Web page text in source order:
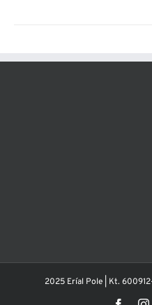
2025 Eríal Pole | Kt.